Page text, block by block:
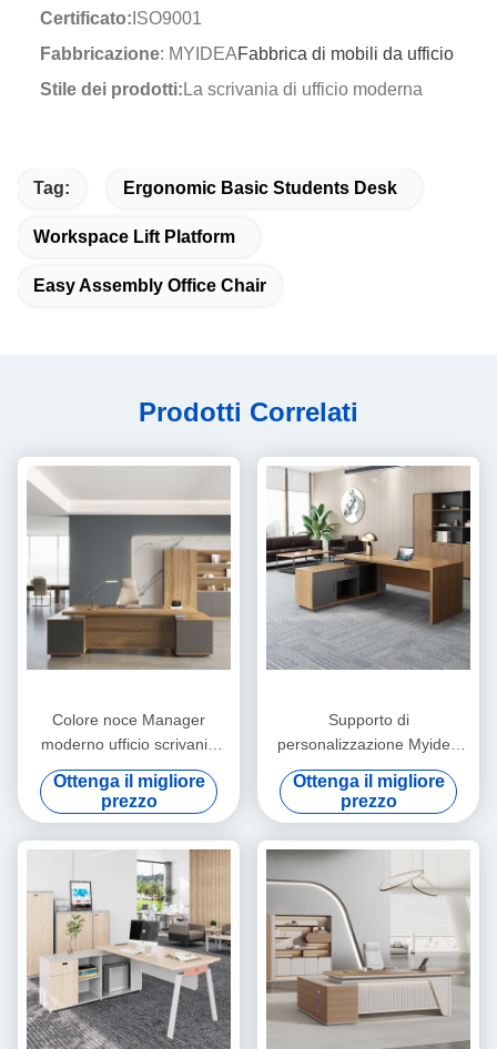
Certificato: ISO9001
Fabbricazione: MYIDEAFabbrica di mobili da ufficio
Stile dei prodotti: La scrivania di ufficio moderna
Tag: Ergonomic Basic Students Desk
Workspace Lift Platform
Easy Assembly Office Chair
Prodotti Correlati
Colore noce Manager
moderno ufficio scrivania
mobili commerciali supporto
personalizzazione
Ottenga il migliore
prezzo
Supporto di
personalizzazione Myidea
Office Boss Desk Modern
Simple Furniture Single
Person With Sub Cabinet
Ottenga il migliore
prezzo